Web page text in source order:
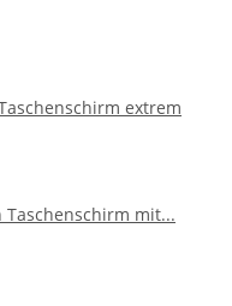
extrem